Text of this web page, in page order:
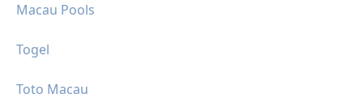
Macau Pools
Togel
Toto Macau